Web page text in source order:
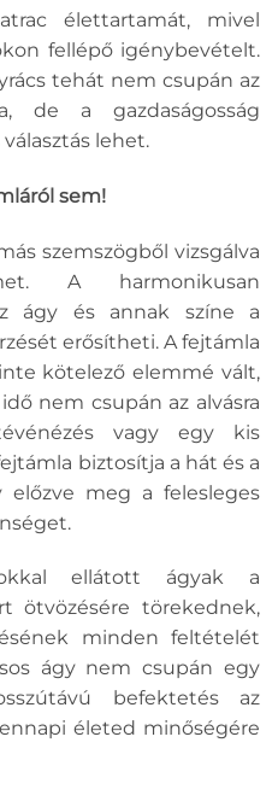
élettartamát, mivel
fellépő igénybevételt.
tehát nem csupán az
de a gazdaságosság
lehet.
sem!
szemszögből vizsgálva
A harmonikusan
ágy és annak színe a
erősítheti. A fejtámla
kötelező elemmé vált,
nem csupán az alvásra
vagy egy kis
biztosítja a hát és a
előzve meg a felesleges
ellátott ágyak a
ötvözésére törekednek,
minden feltételét
ágy nem csupán egy
befektetés az
életed minőségére